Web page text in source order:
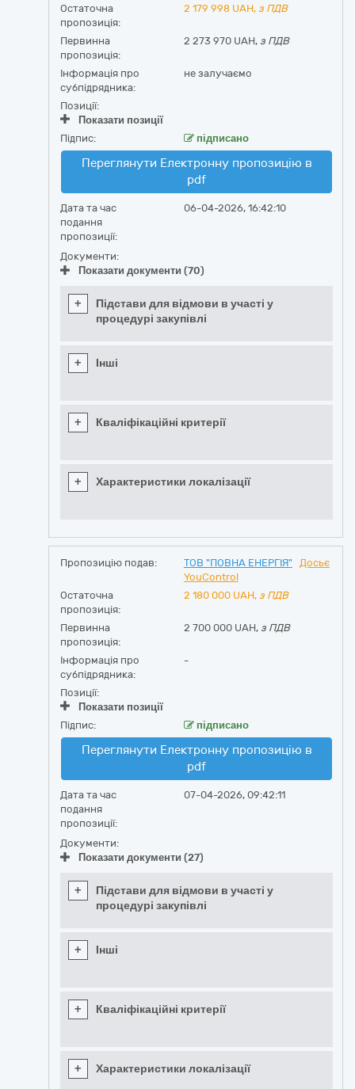
Остаточна
пропозиція:
2 179 998 UAH, з ПДВ
Первинна
пропозиція:
2 273 970 UAH, з ПДВ
Інформація про
субпідрядника:
не залучаємо
Позиції:
Показати позиції
Підпис:
підписано
Переглянути Електронну пропозицію в
pdf
Дата та час
подання
пропозиції:
06-04-2026, 16:42:10
Документи:
Показати документи (70)
+
Підстави для відмови в участі у
процедурі закупівлі
+ Інші
+ Кваліфікаційні критерії
+ Характеристики локалізації
Пропозицію подав: ТОВ "ПОВНА ЕНЕРГІЯ"
Досьє
YouControl
Остаточна
пропозиція:
2 180 000 UAH, з ПДВ
Первинна
пропозиція:
2 700 000 UAH, з ПДВ
Інформація про
субпідрядника:
-
Позиції:
Показати позиції
Підпис:
підписано
Переглянути Електронну пропозицію в
pdf
Дата та час
подання
пропозиції:
07-04-2026, 09:42:11
Документи:
Показати документи (27)
+
Підстави для відмови в участі у
процедурі закупівлі
+ Інші
+ Кваліфікаційні критерії
+ Характеристики локалізації